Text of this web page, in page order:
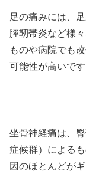
足の痛みには、
脛靭帯炎など様
ものや病院でも
可能性が高いです
坐骨神経痛は、
症候群）による
因のほとんどが